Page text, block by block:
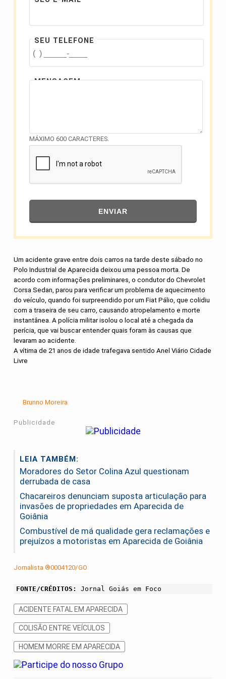
SEU TELEFONE
MENSAGEM
MÁXIMO 600 CARACTERES.
ENVIAR
Um acidente grave entre dois carros na tarde deste sábado no
Polo Industrial de Aparecida deixou uma pessoa morta. De
acordo com informações preliminares, o condutor do Chevrolet
Corsa Sedan, parou para verificar um problema de aquecimento
do veículo, quando foi surpreendido por um Fiat Pálio, que colidiu
com a traseira de seu carro, causando atropelamento e morte
instantânea. A polícia militar isolou o local até a chegada da
perícia, que vai buscar entender quais foram às causas que
levaram ao acidente.
A vítima de 21 anos de idade trafegava sentido Anel Viário Cidade
Livre
Brunno Moreira
Publicidade
LEIA TAMBÉM:
Moradores do Setor Colina Azul questionam
derrubada de casa
Chacareiros denunciam suposta articulação para
invasões de propriedades em Aparecida de
Goiânia
Combustível de má qualidade gera reclamações e
prejuízos a motoristas em Aparecida de Goiânia
Jornalista ®0004120/GO
FONTE/CRÉDITOS: Jornal Goiás em Foco
ACIDENTE FATAL EM APARECIDA
COLISÃO ENTRE VEÍCULOS
HOMEM MORRE EM APARECIDA